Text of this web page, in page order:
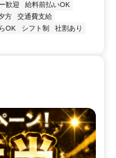
歓迎
給料前払いOK
方
交通費支給
OK シフト制
社割あり